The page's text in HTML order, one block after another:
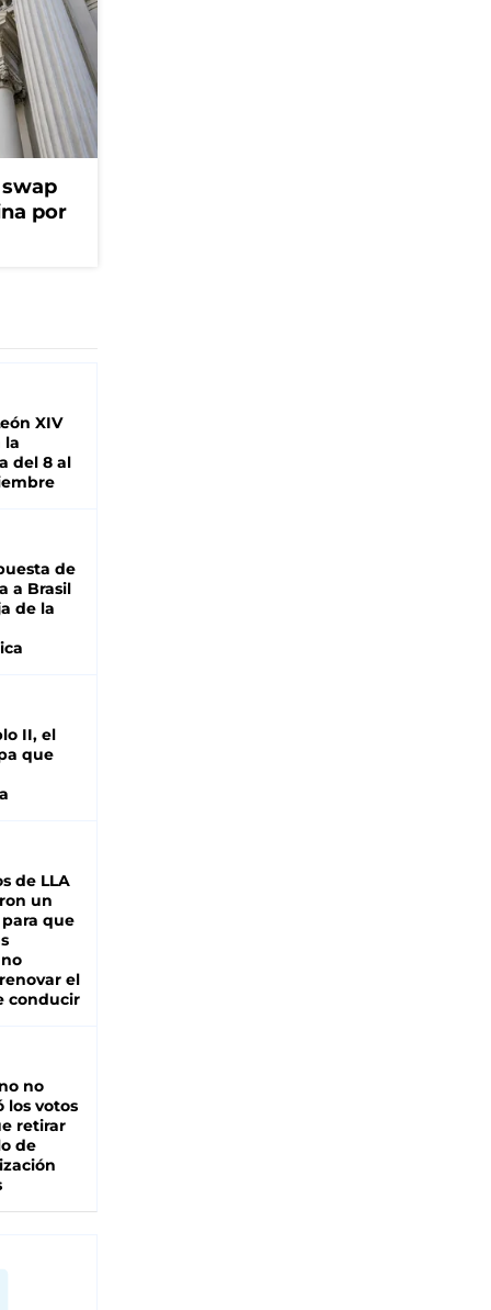
por
XIV
la
del 8 al
de
a Brasil
de la
II, el
que
de LLA
un
que
el
conducir
no
los votos
retirar
de